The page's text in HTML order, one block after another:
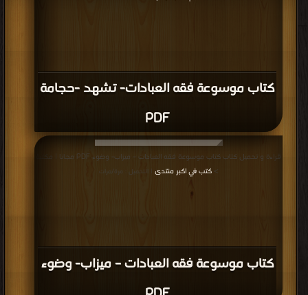
كتاب موسوعة فقه العبادات- تشهد -حجامة
PDF
كتاب موسوعة فقه العبادات – ميزاب- وضوء
قراءة و تحميل كتاب كتاب موسوعة فقه العبادات – ميزاب- وضوء PDF مجانا | مكتبة
>كتب في اكبر منتدى | التحميل : مرة/مرات